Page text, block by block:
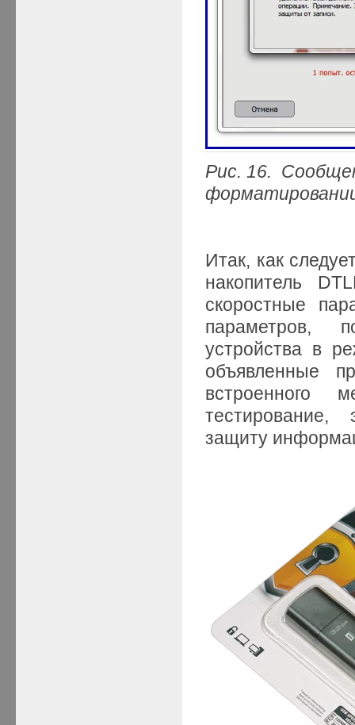
Рис. 16.
Итак, как
накопитель
скоростные
параметров,
устройства в
объявленные
встроенного
защиту